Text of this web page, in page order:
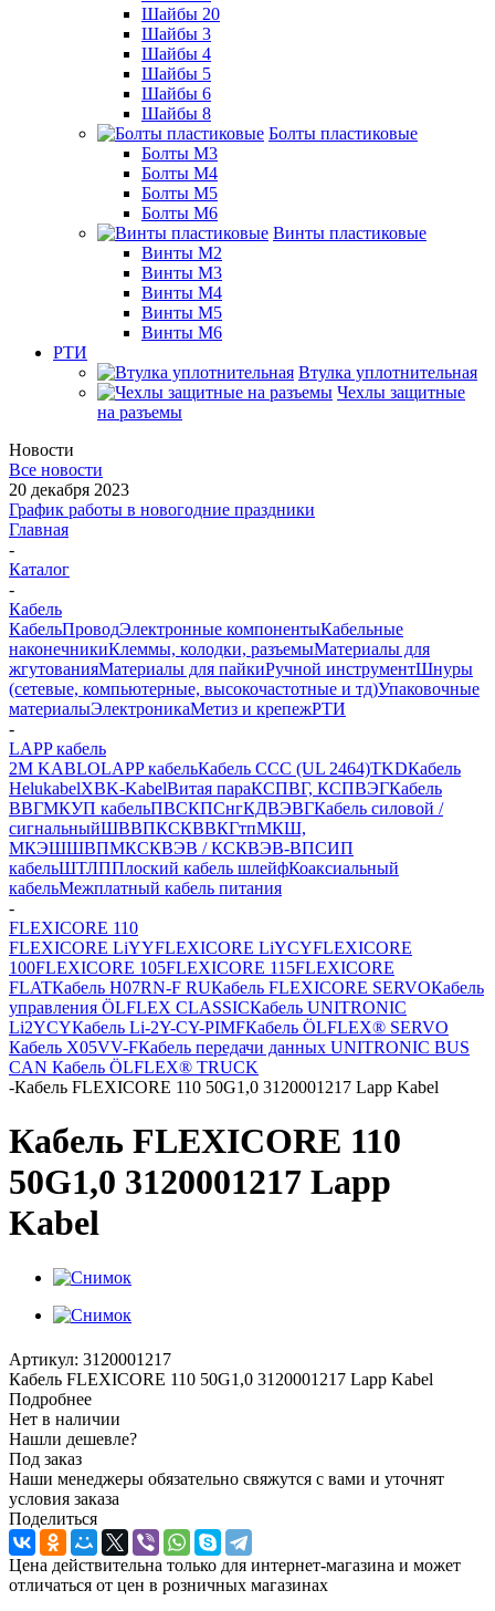
Шайбы 20
Шайбы 3
Шайбы 4
Шайбы 5
Шайбы 6
Шайбы 8
Болты пластиковые
Болты М3
Болты М4
Болты М5
Болты М6
Винты пластиковые
Винты М2
Винты М3
Винты М4
Винты М5
Винты М6
РТИ
Втулка уплотнительная
Чехлы защитные
на разъемы
Новости
Все новости
20 декабря 2023
График работы в новогодние праздники
Главная
-
Каталог
-
Кабель
КабельПроводЭлектронные компонентыКабельные
наконечникиКлеммы, колодки, разъемыМатериалы для
жгутованияМатериалы для пайкиРучной инструментШнуры
(сетевые, компьютерные, высокочастотные и тд)Упаковочные
материалыЭлектроникаМетиз и крепежРТИ
-
LAPP кабель
2M KABLOLAPP кабельКабель CCC (UL 2464)TKDКабель
HelukabelXBK-KabelВитая параКСПВГ, КСПВЭГКабель
ВВГМКУП кабельПВСКПСнгКДВЭВГКабель силовой /
сигнальныйШВВПКСКВВКГтпМКШ,
МКЭШШВПМКСКВЭВ / КСКВЭВ-ВПСИП
кабельШТЛППлоский кабель шлейфКоаксиальный
кабельМежплатный кабель питания
-
FLEXICORE 110
FLEXICORE LiYYFLEXICORE LiYCYFLEXICORE
100FLEXICORE 105FLEXICORE 115FLEXICORE
FLATКабель H07RN-F RUКабель FLEXICORE SERVOКабель
управления ÖLFLEX CLASSICКабель UNITRONIC
Li2YCYКабель Li-2Y-CY-PIMFКабель ÖLFLEX® SERVO
Кабель X05VV-FКабель передачи данных UNITRONIC BUS
CAN Кабель ÖLFLEX® TRUCK
-Кабель FLEXICORE 110 50G1,0 3120001217 Lapp Kabel
Кабель FLEXICORE 110
50G1,0 3120001217 Lapp
Kabel
Артикул: 3120001217
Кабель FLEXICORE 110 50G1,0 3120001217 Lapp Kabel
Подробнее
Нет в наличии
Нашли дешевле?
Под заказ
Наши менеджеры обязательно свяжутся с вами и уточнят
условия заказа
Поделиться
Цена действительна только для интернет-магазина и может
отличаться от цен в розничных магазинах